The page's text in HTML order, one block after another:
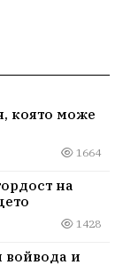
която може
1664
на
1428
войвода и